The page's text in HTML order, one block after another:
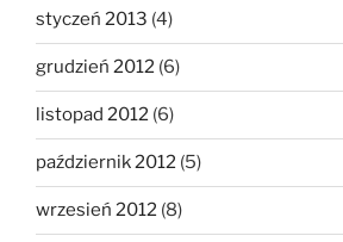
styczeń 2013 (4)
grudzień 2012 (6)
listopad 2012 (6)
październik 2012 (5)
wrzesień 2012 (8)